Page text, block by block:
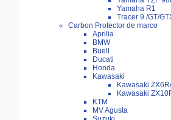
Yamaha R1
Tracer 9 /GT/
Carbon Protector de marco
Aprilia
BMW
Buell
Ducati
Honda
Kawasaki
Kawasaki
Kawasaki
KTM
MV Agusta